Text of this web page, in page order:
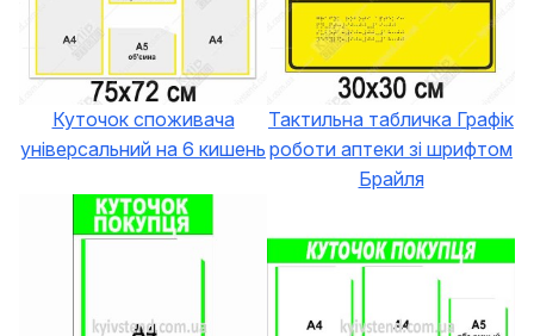
Куточок споживача
універсальний на 6 кишень
Тактильна табличка Графік
роботи аптеки зі шрифтом
Брайля